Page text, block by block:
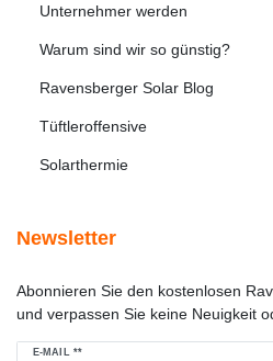
Unternehmer werden
Warum sind wir so günstig?
Ravensberger Solar Blog
Tüftleroffensive
Solarthermie
Newsletter
Abonnieren Sie den kostenlosen
und verpassen Sie keine Neuigkeit
E-MAIL **
Newsletter